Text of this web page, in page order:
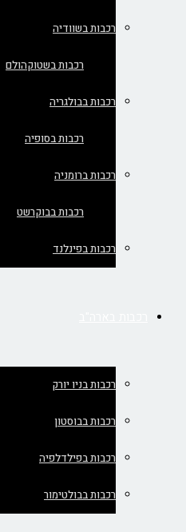
רכבות בשוודיה
רכבות בשטוקהולם
רכבות בבולגריה
רכבות בסופיה
רכבות ברומניה
רכבות בבוקרשט
רכבות בפינלנד
רכבות בניו יורק
רכבות בבוסטון
רכבות בפילדלפיה
רכבות בבולטימור